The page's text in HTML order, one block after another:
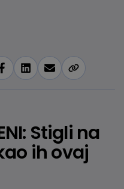
Stigli na
ih ovaj